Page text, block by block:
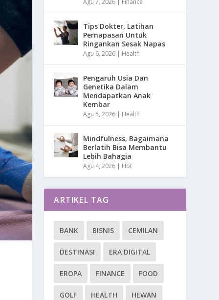
Tips Dokter, Latihan
Pernapasan Untuk
Ringankan Sesak Napas
Agu 6, 2026 | Health
Pengaruh Usia Dan
Genetika Dalam
Mendapatkan Anak
Kembar
Agu 5, 2026 | Health
Mindfulness, Bagaimana
Berlatih Bisa Membantu
Lebih Bahagia
Agu 4, 2026 | Hot
ARTIKEL TAG
BANK BISNIS CEMILAN
DESTINASI ERA DIGITAL
EROPA FINANCE FOOD
GOLF HEALTH HEWAN